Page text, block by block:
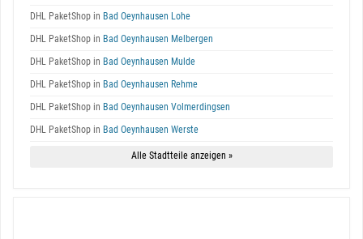
DHL PaketShop in Bad Oeynhausen Lohe
DHL PaketShop in Bad Oeynhausen Melbergen
DHL PaketShop in Bad Oeynhausen Mulde
DHL PaketShop in Bad Oeynhausen Rehme
DHL PaketShop in Bad Oeynhausen Volmerdingsen
DHL PaketShop in Bad Oeynhausen Werste
Alle Stadtteile anzeigen »